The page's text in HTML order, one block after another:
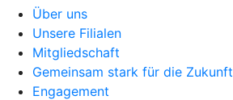
Über uns
Unsere Filialen
Mitgliedschaft
Gemeinsam stark für die Zukunft
Engagement